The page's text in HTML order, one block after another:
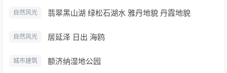
自然风光 翡翠黑山湖 绿松石湖水 雅丹地貌 丹霞地貌
自然风光 居延泽 日出 海鸥
城市建筑 额济纳湿地公园